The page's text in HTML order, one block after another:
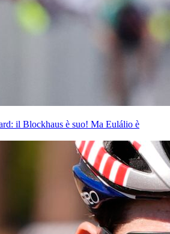
il Blockhaus è suo! Ma Eulálio è